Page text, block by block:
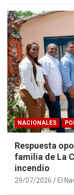
NACIONALES
Respuesta
familia de La
incendio
29/07/2026 El